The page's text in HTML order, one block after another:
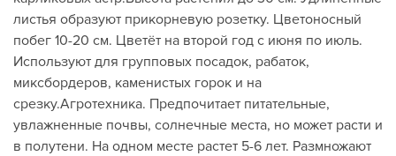
листья образуют прикорневую розетку. Цветоносный
побег 10-20 см. Цветёт на второй год с июня по июль.
Используют для групповых посадок, рабаток,
миксбордеров, каменистых горок и на
срезку.Агротехника. Предпочитает питательные,
увлажненные почвы, солнечные места, но может расти и
в полутени. На одном месте растет 5-6 лет. Размножают